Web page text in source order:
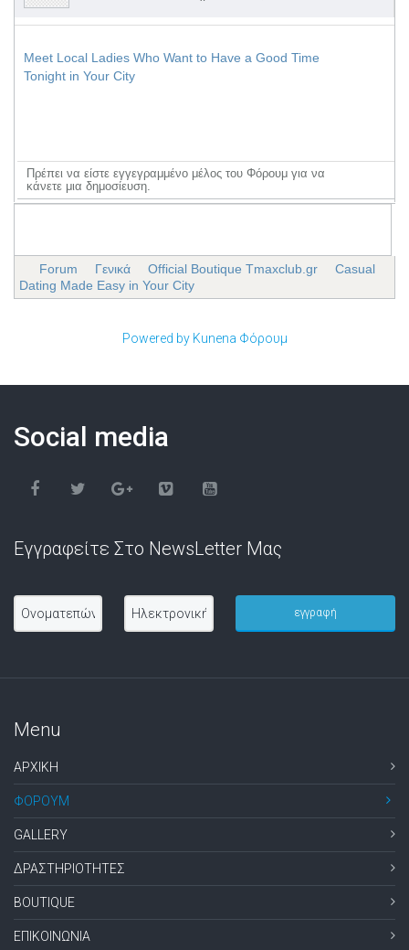
Meet Local Ladies Who Want to Have a Good Time
Tonight in Your City
Πρέπει να είστε εγγεγραμμένο μέλος του Φόρουμ για να
κάνετε μια δημοσίευση.
Forum Γενικά Official Boutique Tmaxclub.gr
Casual
Dating Made Easy in Your City
Powered by Kunena Φόρουμ
Social media
Εγγραφείτε Στο NewsLetter Μας
Menu
ΑΡΧΙΚΗ
ΦΟΡΟΥΜ
GALLERY
ΔΡΑΣΤΗΡΙΟΤΗΤΕΣ
BOUTIQUE
ΕΠΙΚΟΙΝΩΝΙΑ